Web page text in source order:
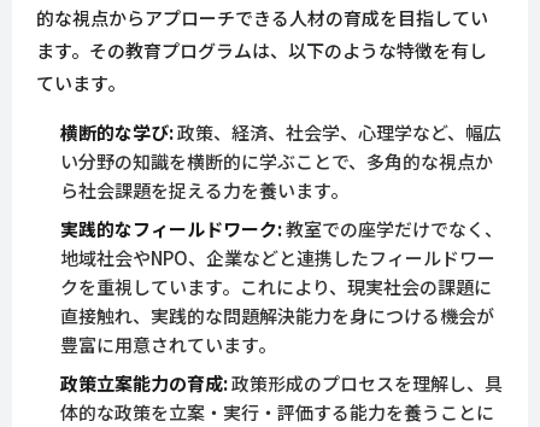
的な視点からアプローチできる人材の育成を目指してい
ます。その教育プログラムは、以下のような特徴を有し
ています。
横断的な学び:政策、経済、社会学、心理学など、幅広
い分野の知識を横断的に学ぶことで、多角的な視点か
ら社会課題を捉える力を養います。
実践的なフィールドワーク:教室での座学だけでなく、
地域社会やNPO、企業などと連携したフィールドワー
クを重視しています。これにより、現実社会の課題に
直接触れ、実践的な問題解決能力を身につける機会が
豊富に用意されています。
政策立案能力の育成:政策形成のプロセスを理解し、具
体的な政策を立案・実行・評価する能力を養うことに